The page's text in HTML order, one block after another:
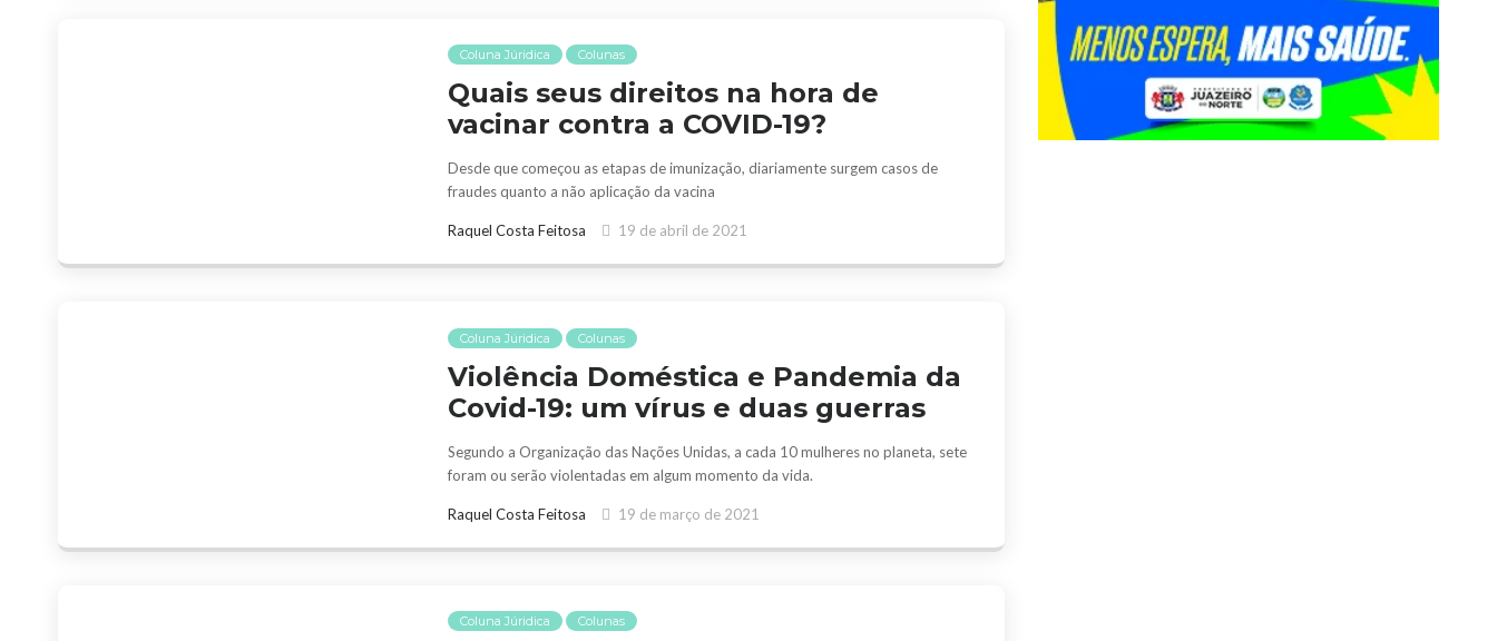
Coluna Júridica Colunas
Quais seus direitos na hora de
vacinar contra a COVID-19?
Desde que começou as etapas de imunização, diariamente surgem casos de
fraudes quanto a não aplicação da vacina
Raquel Costa Feitosa 19 de abril de 2021
Coluna Júridica Colunas
Violência Doméstica e Pandemia da
Covid-19: um vírus e duas guerras
Segundo a Organização das Nações Unidas, a cada 10 mulheres no planeta, sete
foram ou serão violentadas em algum momento da vida.
Raquel Costa Feitosa 19 de março de 2021
Coluna Júridica Colunas